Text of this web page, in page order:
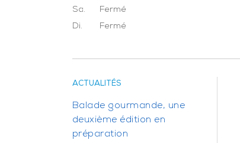
Sa.
Fermé
Di.
Fermé
ACTUALITÉS
Balade gourmande, une
deuxième édition en
préparation